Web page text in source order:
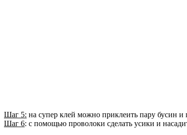
Шаг 5: на супер клей можно приклеить пару бусин и
Шаг 6: с помощью проволоки сделать усики и